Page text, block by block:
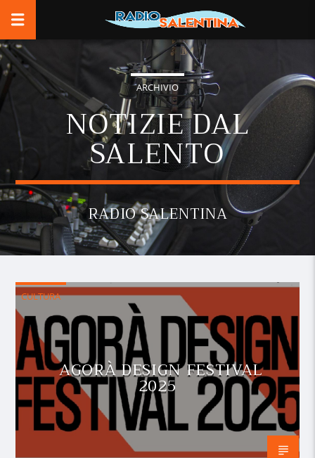
ARCHIVIO
NOTIZIE DAL
SALENTO
RADIO SALENTINA
CULTURA
AGORÀ DESIGN FESTIVAL
2025